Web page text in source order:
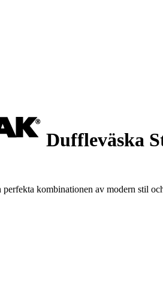
Duffleväska
kombinationen av modern stil